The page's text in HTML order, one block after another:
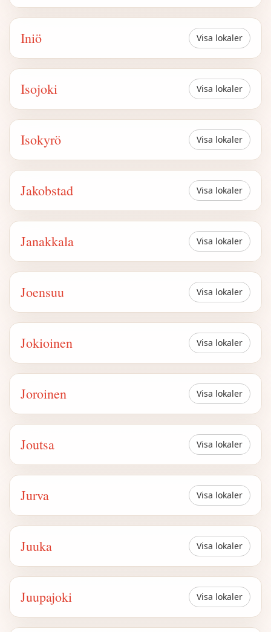
Iniö Visa lokaler
Isojoki Visa lokaler
Isokyrö Visa lokaler
Jakobstad Visa lokaler
Janakkala Visa lokaler
Joensuu Visa lokaler
Jokioinen Visa lokaler
Joroinen Visa lokaler
Joutsa Visa lokaler
Jurva Visa lokaler
Juuka Visa lokaler
Juupajoki Visa lokaler